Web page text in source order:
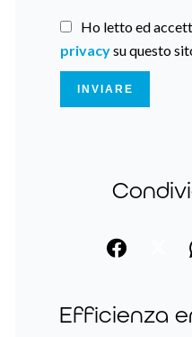
Ho letto ed
privacysu questo
INVIARE
Efficienza